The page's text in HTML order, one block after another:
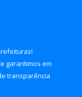
!
garantimos em
transparência